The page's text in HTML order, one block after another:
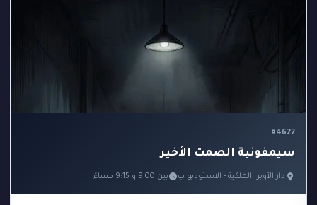
#4622
سيمفونية الصمت الأخير
دار الأوبرا الملكية - الاستوديو ب بين 9:00 و 9:15 مساءً